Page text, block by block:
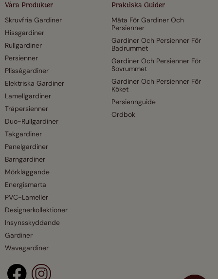
Våra Produkter
Skruvfria Gardiner
Hissgardiner
Rullgardiner
Persienner
Plisségardiner
Elektriska Gardiner
Lamellgardiner
Träpersienner
Duo-Rullgardiner
Takgardiner
Panelgardiner
Barngardiner
Mörkläggande
Energismarta
PVC-Lameller
Designerkollektioner
Insynsskyddande
Gardiner
Wavegardiner
Praktiska Guider
Mäta För Gardiner Och
Persienner
Gardiner Och Persienner För
Badrummet
Gardiner Och Persienner För
Sovrummet
Gardiner Och Persienner För
Köket
Persiennguide
Ordbok